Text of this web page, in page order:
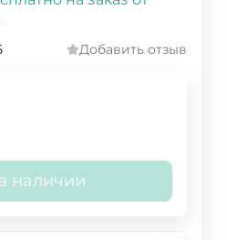
Добавить отзыв
наличии